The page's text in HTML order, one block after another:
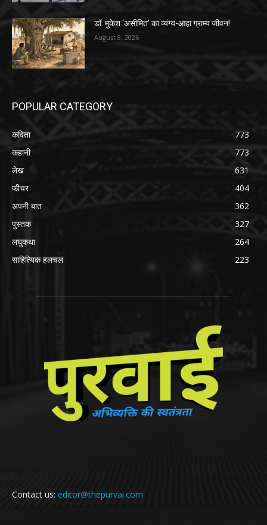
डॉ. मुकेश ‘असीमित’ का व्यंग्य-आहा ग्राम्य जीवन!
August 8, 2026
POPULAR CATEGORY
कविता
773
कहानी
773
लेख
631
फीचर
404
अपनी बात
362
पुस्तक
327
लघुकथा
264
साहित्यिक हलचल
223
Contact us: editor@thepurvai.com